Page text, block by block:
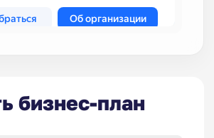
бизнес-план